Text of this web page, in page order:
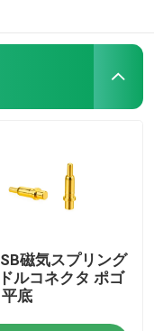
磁気スプリング
ルコネクタ ポゴ
底